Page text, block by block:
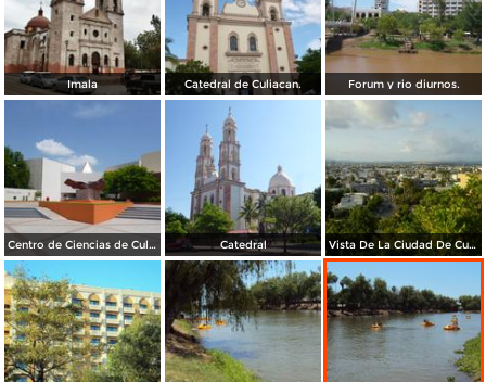
Imala Catedral de Culiacan. Forum y rio diurnos.
Centro de Ciencias de Culiacan Catedral Vista De La Ciudad De Culiacán.